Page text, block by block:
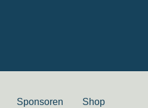
Sponsoren Shop